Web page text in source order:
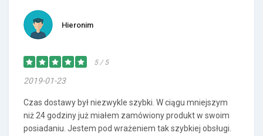
Hieronim
5 / 5
2019-01-23
Czas dostawy był niezwykle szybki. W ciągu mniejszym
niż 24 godziny już miałem zamówiony produkt w swoim
posiadaniu. Jestem pod wrażeniem tak szybkiej obsługi.